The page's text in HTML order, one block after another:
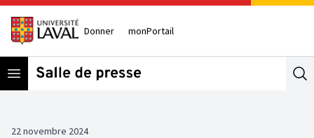
Donner monPortail
Open menu
22 novembre 2024